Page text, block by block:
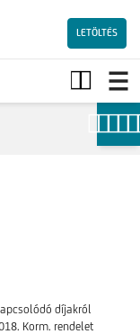
LETÖLTÉS
díjakról
Korm. rendelet